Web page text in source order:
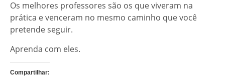
Os melhores professores são os que viveram na
prática e venceram no mesmo caminho que você
pretende seguir.
Aprenda com eles.
Compartilhar: